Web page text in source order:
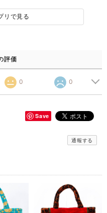
リで見る
評価
0 0
Save
通報する